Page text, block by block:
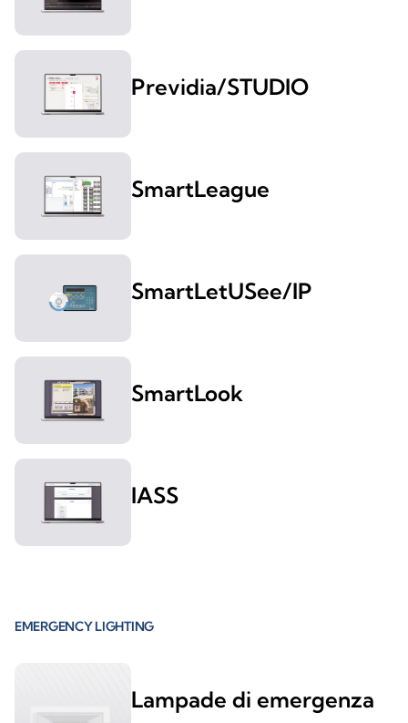
Previdia/STUDIO
SmartLeague
SmartLetUSee/IP
SmartLook
IASS
EMERGENCY LIGHTING
Lampade di emergenza